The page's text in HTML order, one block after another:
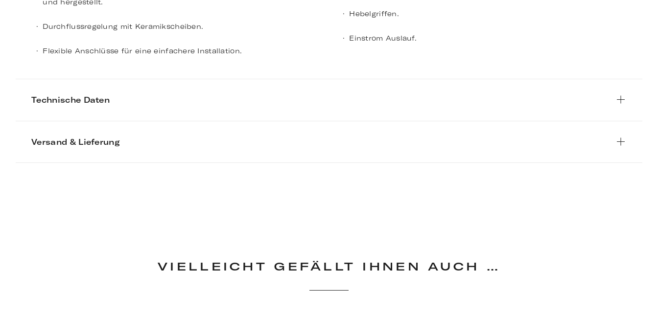
und hergestellt.
Durchflussregelung mit Keramikscheiben.
Flexible Anschlüsse für eine einfachere Installation.
Hebelgriffen.
Einstrom Auslauf.
Technische Daten
Versand & Lieferung
VIELLEICHT GEFÄLLT IHNEN AUCH …